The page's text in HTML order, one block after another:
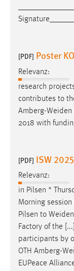
[PDF] Poster
Relevanz:
research
contributes to
Amberg-Weiden
2018 with
[PDF] ISW
Relevanz:
in Pilsen *
Morning
Pilsen to Weiden
Factory of the
participants by
OTH Amberg-
EUPeace